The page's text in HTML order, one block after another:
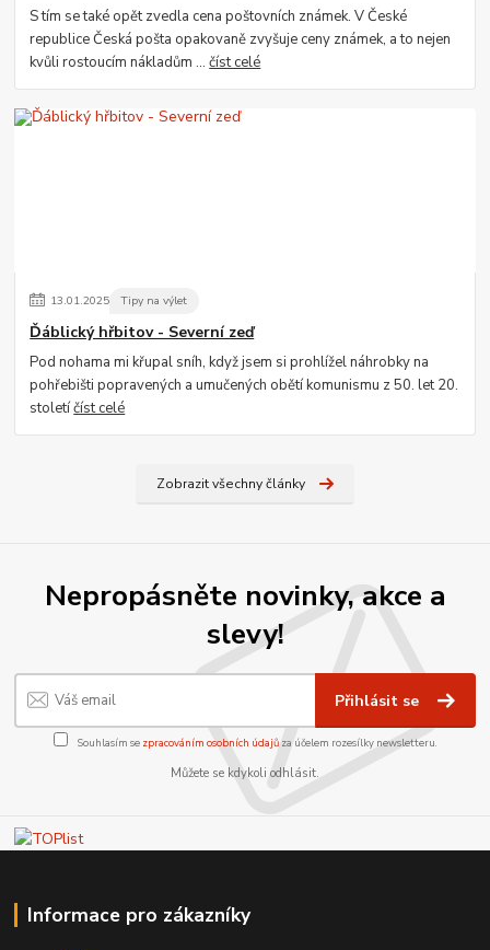
S tím se také opět zvedla cena poštovních známek. V České
republice Česká pošta opakovaně zvyšuje ceny známek, a to nejen
kvůli rostoucím nákladům ...číst celé
13.01.2025 Tipy na výlet
Ďáblický hřbitov - Severní zeď
Pod nohama mi křupal sníh, když jsem si prohlížel náhrobky na
pohřebišti popravených a umučených obětí komunismu z 50. let 20.
stoletíčíst celé
Zobrazit všechny články
Nepropásněte novinky, akce a
slevy!
Přihlásit se
Souhlasím se zpracováním osobních údajůza účelem rozesílky newsletteru.
Můžete se kdykoli odhlásit.
Informace pro zákazníky